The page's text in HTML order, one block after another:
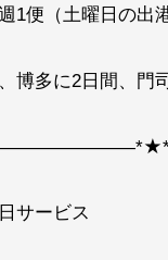
1便（土曜日の出港
博多に2日間、門
サービス